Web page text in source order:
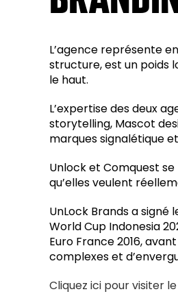
L’agence représente
structure, est un poids
le haut.
L’expertise des deux
storytelling, Mascot
marques signalétique
Unlock et Comquest se
qu’elles veulent
UnLock Brands a signé
World Cup Indonesia
Euro France 2016,
complexes et
Cliquez ici pour visiter